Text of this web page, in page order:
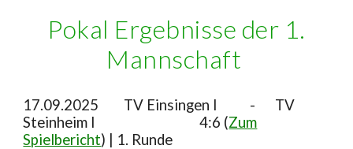
Pokal Ergebnisse der 1.
Mannschaft
17.09.2025 TV Einsingen I -
TV
Steinheim I
4:6 (Zum
Spielbericht) | 1. Runde